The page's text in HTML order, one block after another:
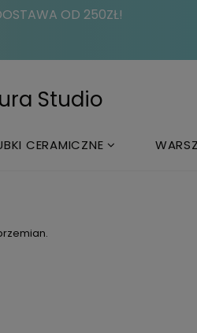
OD 250ZŁ!
Studio
CERAMICZNE